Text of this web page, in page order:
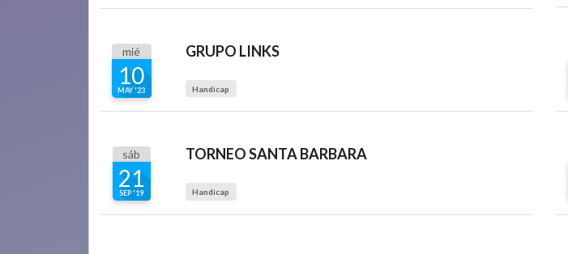
mié
10
MAY '23
GRUPO LINKS
Handicap
sáb
21
SEP '19
TORNEO SANTA BARBARA
Handicap